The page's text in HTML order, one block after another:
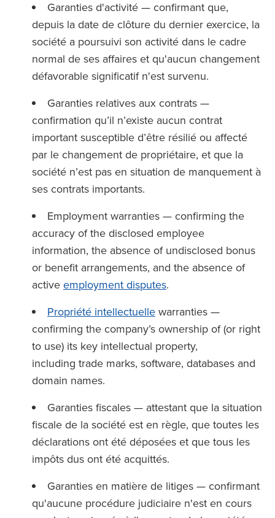
Garanties d'activité — confirmant que,
depuis la date de clôture du dernier exercice, la
société a poursuivi son activité dans le cadre
normal de ses affaires et qu'aucun changement
défavorable significatif n'est survenu.
Garanties relatives aux contrats —
confirmation qu’il n’existe aucun contrat
important susceptible d’être résilié ou affecté
par le changement de propriétaire, et que la
société n’est pas en situation de manquement à
ses contrats importants.
Employment warranties — confirming the
accuracy of the disclosed employee
information, the absence of undisclosed bonus
or benefit arrangements, and the absence of
active employment disputes.
Propriété intellectuelle warranties —
confirming the company’s ownership of (or right
to use) its key intellectual property,
including trade marks, software, databases and
domain names.
Garanties fiscales — attestant que la situation
fiscale de la société est en règle, que toutes les
déclarations ont été déposées et que tous les
impôts dus ont été acquittés.
Garanties en matière de litiges — confirmant
qu'aucune procédure judiciaire n'est en cours